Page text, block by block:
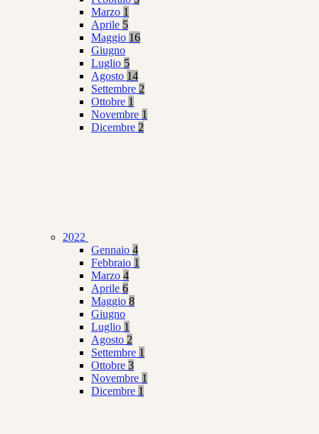
Marzo 1
Aprile 5
Maggio 16
Giugno
Luglio 5
Agosto 14
Settembre 2
Ottobre 1
Novembre 1
Dicembre 2
2022
Gennaio 4
Febbraio 1
Marzo 4
Aprile 6
Maggio 8
Giugno
Luglio 1
Agosto 2
Settembre 1
Ottobre 3
Novembre 1
Dicembre 1